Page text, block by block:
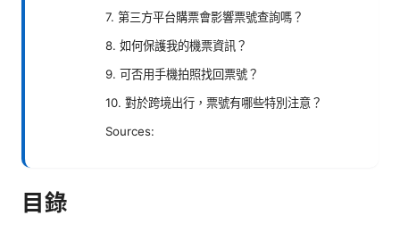
7. 第三方平台購票會影響票號查詢嗎？
8. 如何保護我的機票資訊？
9. 可否用手機拍照找回票號？
10. 對於跨境出行，票號有哪些特別注意？
Sources:
目錄